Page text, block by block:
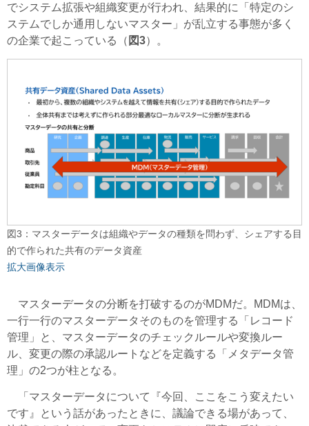
でシステム拡張や組織変更が行われ、結果的に「特定のシ
ステムでしか通用しないマスター」が乱立する事態が多く
の企業で起こっている（ 図3）。
図3：マスターデータは組織やデータの種類を問わず、シェアする目
的で作られた共有のデータ資産
拡大画像表示
マスターデータの分断を打破するのがMDMだ。MDMは、
一行一行のマスターデータそのものを管理する「レコード
管理」と、マスターデータのチェックルールや変換ルー
ル、変更の際の承認ルートなどを定義する「メタデータ管
理」の2つが柱となる。
「マスターデータについて『今回、ここをこう変えたい
です』という話があったときに、議論できる場があって、